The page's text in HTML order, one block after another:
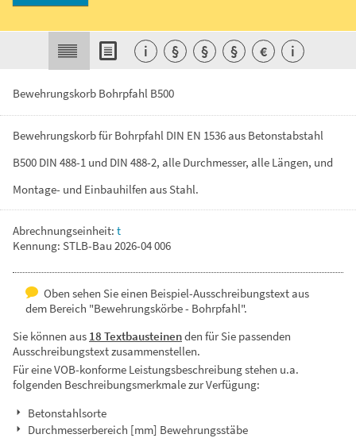
Bewehrungskorb Bohrpfahl B500
BewehrungskorbfürBohrpfahl DIN EN 1536aus Betonstabstahl
B500 DIN 488-1 und DIN 488-2, alle Durchmesser, alle Längen, und
Montage- und Einbauhilfen ausStahl.
Abrechnungseinheit: t
Kennung: STLB-Bau 2026-04 006
Oben sehen Sie einen Beispiel-Ausschreibungstext aus
dem Bereich "Bewehrungskörbe - Bohrpfahl".
Sie können aus 18 Textbausteinenden für Sie passenden
Ausschreibungstext zusammenstellen.
Für eine VOB-konforme Leistungsbeschreibung stehen u.a.
folgenden Beschreibungsmerkmale zur Verfügung:
Betonstahlsorte
Durchmesserbereich [mm] Bewehrungsstäbe
i § § § € i